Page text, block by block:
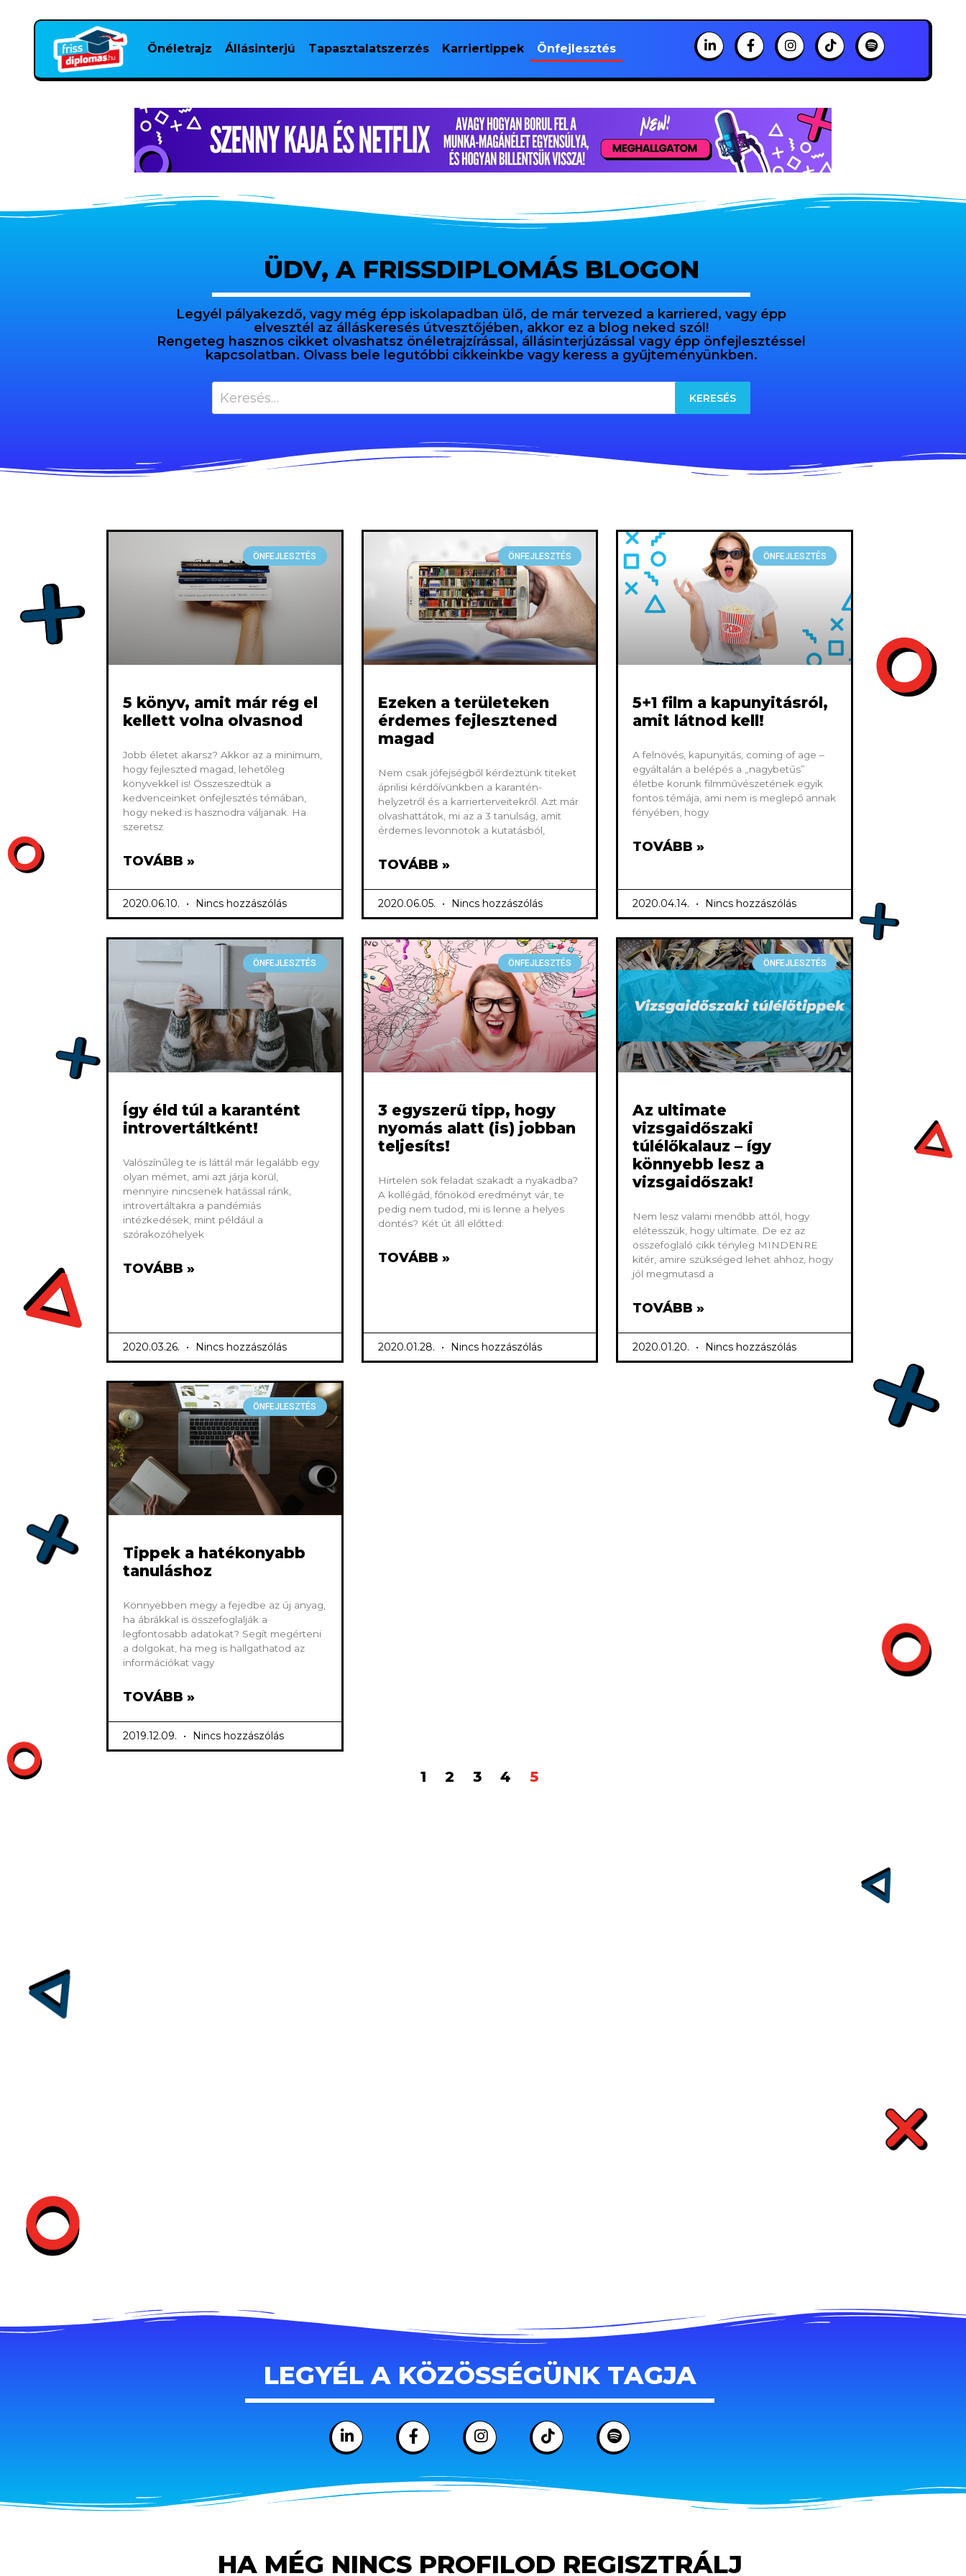
Önéletrajz Állásinterjú Tapasztalatszerzés Karriertippek Önfejlesztés
ÜDV, A FRISSDIPLOMÁS BLOGON
Legyél pályakezdő, vagy még épp iskolapadban ülő, de már tervezed a karriered, vagy épp
elvesztél az álláskeresés útvesztőjében, akkor ez a blog neked szól!
Rengeteg hasznos cikket olvashatsz önéletrajzírással, állásinterjúzással vagy épp önfejlesztéssel
kapcsolatban. Olvass bele legutóbbi cikkeinkbe vagy keress a gyűjteményünkben.
ÖNFEJLESZTÉS
5 könyv, amit már rég el
kellett volna olvasnod
Jobb életet akarsz? Akkor az a minimum,
hogy fejleszted magad, lehetőleg
könyvekkel is! Összeszedtük a
kedvenceinket önfejlesztés témában,
hogy neked is hasznodra váljanak. Ha
szeretsz
TOVÁBB »
2020.06.10. Nincs hozzászólás
ÖNFEJLESZTÉS
Ezeken a területeken
érdemes fejlesztened
magad
Nem csak jófejségből kérdeztünk titeket
áprilisi kérdőívünkben a karantén-
helyzetről és a karrierterveitekről. Azt már
olvashattátok, mi az a 3 tanulság, amit
érdemes levonnotok a kutatásból,
TOVÁBB »
2020.06.05. Nincs hozzászólás
ÖNFEJLESZTÉS
5+1 film a kapunyitásról,
amit látnod kell!
A felnövés, kapunyitás, coming of age –
egyáltalán a belépés a „nagybetűs”
életbe korunk filmművészetének egyik
fontos témája, ami nem is meglepő annak
fényében, hogy
TOVÁBB »
2020.04.14. Nincs hozzászólás
ÖNFEJLESZTÉS
Így éld túl a karantént
introvertáltként!
Valószínűleg te is láttál már legalább egy
olyan mémet, ami azt járja körül,
mennyire nincsenek hatással ránk,
introvertáltakra a pandémiás
intézkedések, mint például a
szórakozóhelyek
TOVÁBB »
2020.03.26. Nincs hozzászólás
ÖNFEJLESZTÉS
3 egyszerű tipp, hogy
nyomás alatt (is) jobban
teljesíts!
Hirtelen sok feladat szakadt a nyakadba?
A kollégád, főnököd eredményt vár, te
pedig nem tudod, mi is lenne a helyes
döntés? Két út áll előtted:
TOVÁBB »
2020.01.28. Nincs hozzászólás
ÖNFEJLESZTÉS
Az ultimate
vizsgaidőszaki
túlélőkalauz – így
könnyebb lesz a
vizsgaidőszak!
Nem lesz valami menőbb attól, hogy
elétesszük, hogy ultimate. De ez az
összefoglaló cikk tényleg MINDENRE
kitér, amire szükséged lehet ahhoz, hogy
jól megmutasd a
TOVÁBB »
2020.01.20. Nincs hozzászólás
ÖNFEJLESZTÉS
Tippek a hatékonyabb
tanuláshoz
Könnyebben megy a fejedbe az új anyag,
ha ábrákkal is összefoglalják a
legfontosabb adatokat? Segít megérteni
a dolgokat, ha meg is hallgathatod az
információkat vagy
TOVÁBB »
2019.12.09. Nincs hozzászólás
1 2 3 4 5
LEGYÉL A KÖZÖSSÉGÜNK TAGJA
HA MÉG NINCS PROFILOD REGISZTRÁLJ